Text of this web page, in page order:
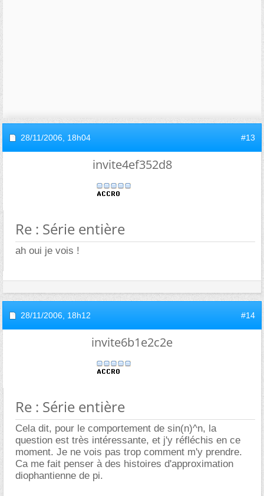
28/11/2006, 18h04 #13
invite4ef352d8
Re : Série entière
ah oui je vois !
28/11/2006, 18h12 #14
invite6b1e2c2e
Re : Série entière
Cela dit, pour le comportement de sin(n)^n, la
question est très intéressante, et j'y réfléchis en ce
moment. Je ne vois pas trop comment m'y prendre.
Ca me fait penser à des histoires d'approximation
diophantienne de pi.